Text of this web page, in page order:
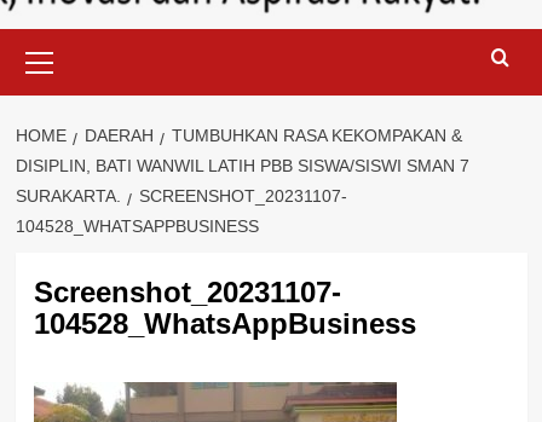
Menu
HOME DAERAH
TUMBUHKAN RASA KEKOMPAKAN &
DISIPLIN, BATI WANWIL LATIH PBB SISWA/SISWI SMAN 7
SURAKARTA.
SCREENSHOT_20231107-
104528_WHATSAPPBUSINESS
Screenshot_20231107-
104528_WhatsAppBusiness